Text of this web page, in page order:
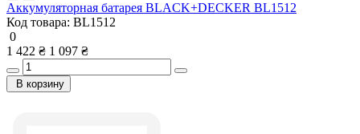
Аккумуляторная батарея BLACK+DECKER BL1512
Код товара: BL1512
0
1 422 ₴ 1 097 ₴
В корзину